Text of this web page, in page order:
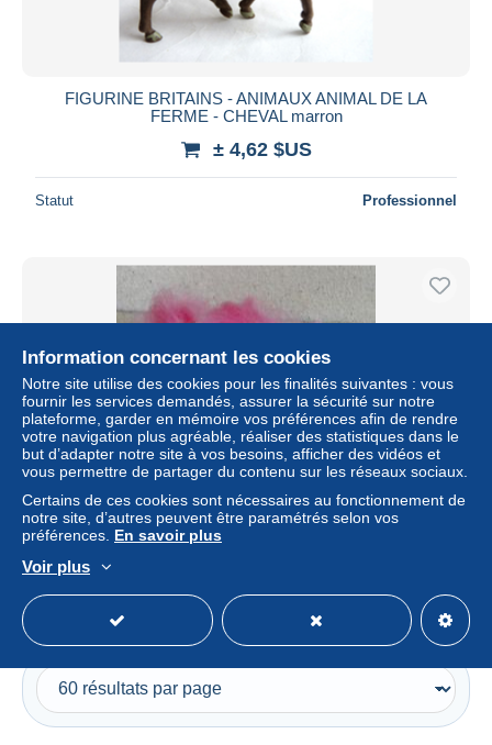
FIGURINE BRITAINS - ANIMAUX ANIMAL DE LA
FERME - CHEVAL marron
± 4,62 $US
Statut Professionnel
Figurine Cheval Poney rose
± 3,21 $US
Statut Particulier
Information concernant les cookies
Notre site utilise des cookies pour les finalités suivantes : vous
fournir les services demandés, assurer la sécurité sur notre
plateforme, garder en mémoire vos préférences afin de rendre
votre navigation plus agréable, réaliser des statistiques dans le
but d’adapter notre site à vos besoins, afficher des vidéos et
vous permettre de partager du contenu sur les réseaux sociaux.
Certains de ces cookies sont nécessaires au fonctionnement de
notre site, d’autres peuvent être paramétrés selon vos
préférences. En savoir plus
Voir plus